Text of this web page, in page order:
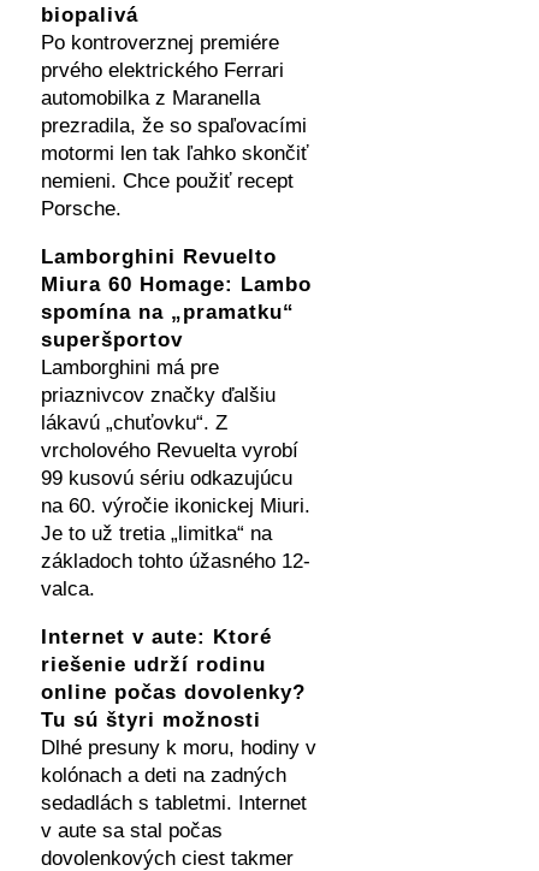
biopalivá
Po kontroverznej premiére
prvého elektrického Ferrari
automobilka z Maranella
prezradila, že so spaľovacími
motormi len tak ľahko skončiť
nemieni. Chce použiť recept
Porsche.
Lamborghini Revuelto
Miura 60 Homage: Lambo
spomína na „pramatku“
superšportov
Lamborghini má pre
priaznivcov značky ďalšiu
lákavú „chuťovku“. Z
vrcholového Revuelta vyrobí
99 kusovú sériu odkazujúcu
na 60. výročie ikonickej Miuri.
Je to už tretia „limitka“ na
základoch tohto úžasného 12-
valca.
Internet v aute: Ktoré
riešenie udrží rodinu
online počas dovolenky?
Tu sú štyri možnosti
Dlhé presuny k moru, hodiny v
kolónach a deti na zadných
sedadlách s tabletmi. Internet
v aute sa stal počas
dovolenkových ciest takmer